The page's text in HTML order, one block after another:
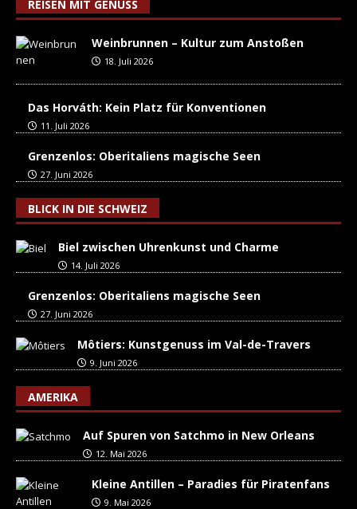
REISEN MIT GENUSS
Weinbrunnen – Kultur zum Anstoßen
18. Juli 2026
Das Horváth: Kein Platz für Konventionen
11. Juli 2026
Grenzenlos: Oberitaliens magische Seen
27. Juni 2026
BLICK IN DIE SCHWEIZ
Biel zwischen Uhrenkunst und Charme
14. Juli 2026
Grenzenlos: Oberitaliens magische Seen
27. Juni 2026
Môtiers: Kunstgenuss im Val-de-Travers
9. Juni 2026
AMERIKA
Auf Spuren von Satchmo in New Orleans
12. Mai 2026
Kleine Antillen – Paradies für Piratenfans
9. Mai 2026